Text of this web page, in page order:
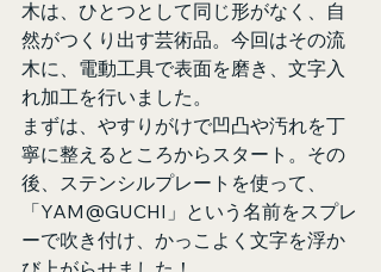
木は、ひとつとして同じ形がなく、自
然がつくり出す芸術品。今回はその流
木に、電動工具で表面を磨き、文字入
れ加工を行いました。
まずは、やすりがけで凹凸や汚れを丁
寧に整えるところからスタート。その
後、ステンシルプレートを使って、
「YAM@GUCHI」という名前をスプレ
ーで吹き付け、かっこよく文字を浮か